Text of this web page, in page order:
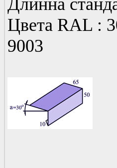
Длинна
Цвета RAL :
9003